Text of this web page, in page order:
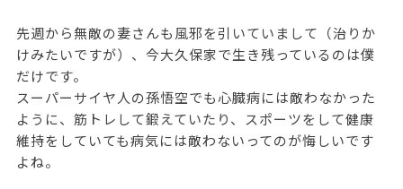
先週から無敵の妻さんも風邪を引いていまして（治りか
けみたいですが）、今大久保家で生き残っているのは僕
だけです。
スーパーサイヤ人の孫悟空でも心臓病には敵わなかった
ように、筋トレして鍛えていたり、スポーツをして健康
維持をしていても病気には敵わないってのが悔しいです
よね。